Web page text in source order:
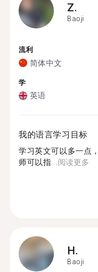
Z.
Baoji
流利
简体中文
学
英语
我的语言学习目标
学习英文可以多一点
师可以指...阅读更多
H.
Baoji